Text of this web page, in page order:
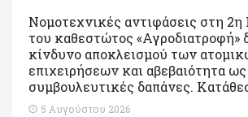
Νομοτεχνικές αντιφάσεις στη
του καθεστώτος «Αγροδιατροφή»
κίνδυνο αποκλεισμού των
επιχειρήσεων και αβεβαιότητα ως
συμβουλευτικές δαπάνες.
5 Αυγούστου 2026